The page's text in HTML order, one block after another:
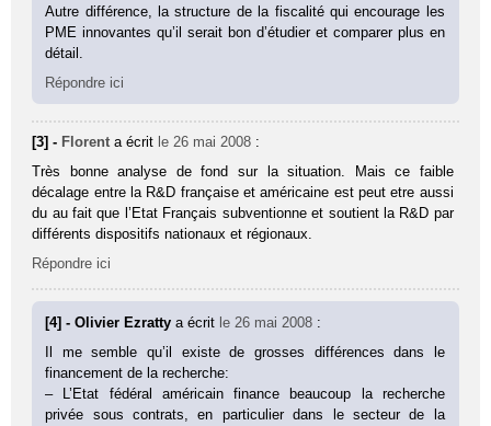
Autre différence, la structure de la fiscalité qui encourage les
PME innovantes qu’il serait bon d’étudier et comparer plus en
détail.
Répondre ici
[3] - Florent a écrit le 26 mai 2008 :
Très bonne analyse de fond sur la situation. Mais ce faible
décalage entre la R&D française et américaine est peut etre aussi
du au fait que l’Etat Français subventionne et soutient la R&D par
différents dispositifs nationaux et régionaux.
Répondre ici
[4] - Olivier Ezrattya écrit le 26 mai 2008 :
Il me semble qu’il existe de grosses différences dans le
financement de la recherche:
– L’Etat fédéral américain finance beaucoup la recherche
privée sous contrats, en particulier dans le secteur de la